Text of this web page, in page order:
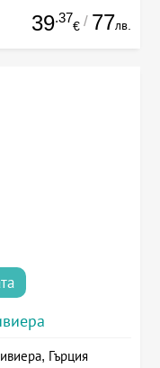
39.37
€ / 77лв.
Гърция